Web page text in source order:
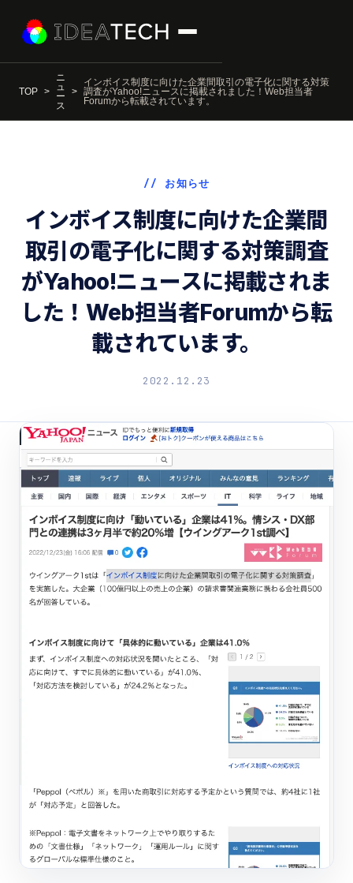
TOP
ニ
ュ
ー
ス
インボイス制度に向けた企業間取引の電子化に関する対策
調査がYahoo!ニュースに掲載されました！Web担当者
Forumから転載されています。
// お知らせ
インボイス制度に向けた企業間
取引の電子化に関する対策調査
がYahoo!ニュースに掲載されま
した！Web担当者Forumから転
載されています。
2022.12.23